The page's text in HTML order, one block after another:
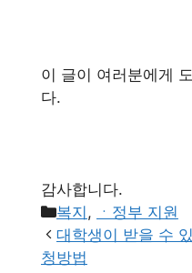
이 글이 여러분에게
다.
감사합니다.
카
테
고
복지,
ㆍ정부 지원
대학생이 받을 수
청방법